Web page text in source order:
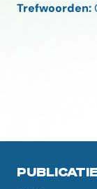
Trefwoorden: